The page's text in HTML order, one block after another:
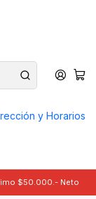
y Horarios
$50.000.- Neto